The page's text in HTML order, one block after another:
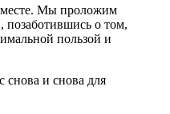
Мы проложим
, позаботившись о том,
пользой и
и снова для